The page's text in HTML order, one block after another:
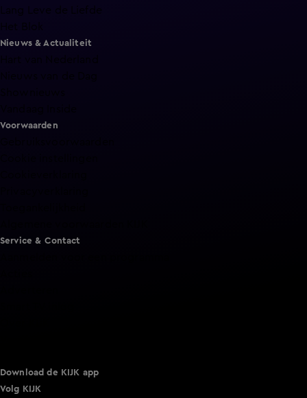
Nieuws & Actualiteit
Voorwaarden
Service & Contact
Download de KIJK app
Volg KIJK